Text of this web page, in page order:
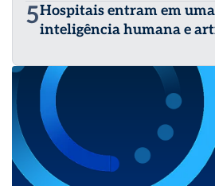
5Hospitais entram em
inteligência humana e